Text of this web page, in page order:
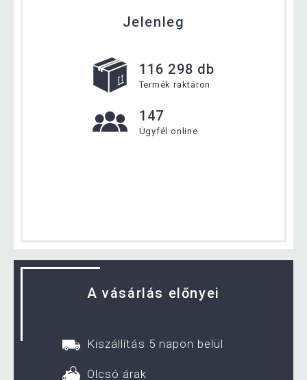
Jelenleg
116 298 db
Termék raktáron
147
Ügyfél online
A vásárlás előnyei
Kiszállítás 5 napon belül
Olcsó árak